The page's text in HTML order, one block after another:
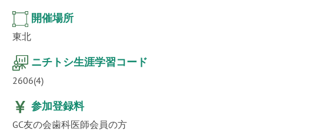
開催場所
東北
ニチトシ生涯学習コード
2606(4)
参加登録料
GC友の会歯科医師会員の方